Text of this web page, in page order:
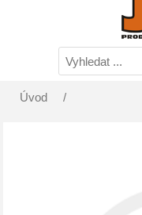
Úvod /